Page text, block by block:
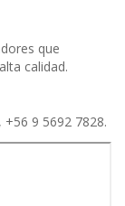
que
calidad.
9 5692 7828.